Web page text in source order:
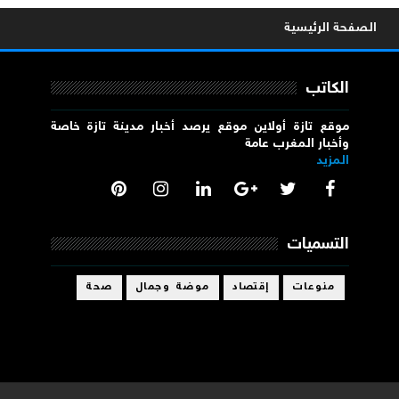
الصفحة الرئيسية
الكاتب
موقع تازة أولاين موقع يرصد أخبار مدينة تازة خاصة
وأخبار المغرب عامة
المزيد
التسميات
منوعات إقتصاد موضة وجمال صحة